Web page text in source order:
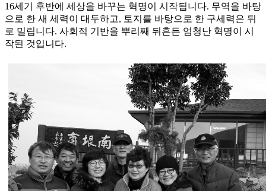
16세기 후반에 세상을 바꾸는 혁명이 시작됩니다. 무역을 바탕
으로 한 새 세력이 대두하고, 토지를 바탕으로 한 구세력은 뒤
로 밀립니다. 사회적 기반을 뿌리째 뒤흔든 엄청난 혁명이 시
작된 것입니다.